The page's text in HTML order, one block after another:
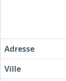
Adresse
Ville